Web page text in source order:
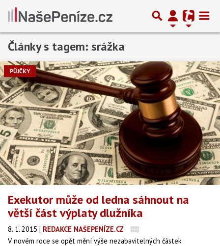
Články s tagem: srážka
PŮJČKY
Exekutor může od ledna sáhnout na
větší část výplaty dlužníka
8. 1. 2015 | REDAKCE NAŠEPENÍZE.CZ
V novém roce se opět mění výše nezabavitelných částek